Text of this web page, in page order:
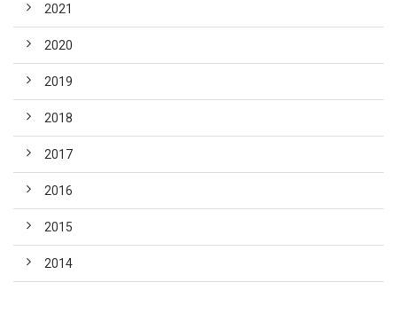
2021
2020
2019
2018
2017
2016
2015
2014